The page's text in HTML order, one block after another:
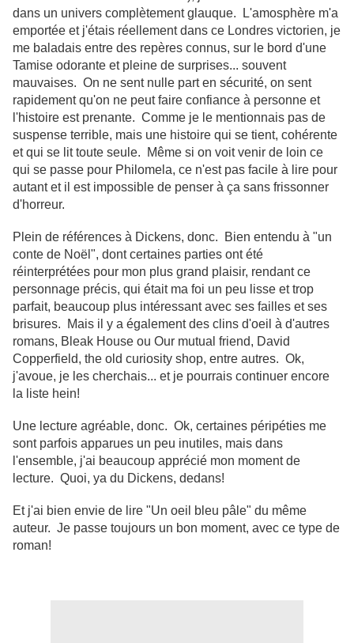
dans un univers complètement glauque. L'amosphère m'a
emportée et j'étais réellement dans ce Londres victorien, je
me baladais entre des repères connus, sur le bord d'une
Tamise odorante et pleine de surprises... souvent
mauvaises. On ne sent nulle part en sécurité, on sent
rapidement qu'on ne peut faire confiance à personne et
l'histoire est prenante. Comme je le mentionnais pas de
suspense terrible, mais une histoire qui se tient, cohérente
et qui se lit toute seule. Même si on voit venir de loin ce
qui se passe pour Philomela, ce n'est pas facile à lire pour
autant et il est impossible de penser à ça sans frissonner
d'horreur.
Plein de références à Dickens, donc. Bien entendu à "un
conte de Noël", dont certaines parties ont été
réinterprétées pour mon plus grand plaisir, rendant ce
personnage précis, qui était ma foi un peu lisse et trop
parfait, beaucoup plus intéressant avec ses failles et ses
brisures. Mais il y a également des clins d'oeil à d'autres
romans, Bleak House ou Our mutual friend, David
Copperfield, the old curiosity shop, entre autres. Ok,
j'avoue, je les cherchais... et je pourrais continuer encore
la liste hein!
Une lecture agréable, donc. Ok, certaines péripéties me
sont parfois apparues un peu inutiles, mais dans
l'ensemble, j'ai beaucoup apprécié mon moment de
lecture. Quoi, ya du Dickens, dedans!
Et j'ai bien envie de lire "Un oeil bleu pâle" du même
auteur. Je passe toujours un bon moment, avec ce type de
roman!